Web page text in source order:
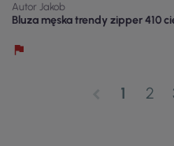
Autor Jakob
Bluza męska trendy zipper 410
1 2